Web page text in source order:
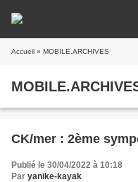
Accueil » MOBILE.ARCHIVES
CK/mer : 2ème
Publié le 30/04/2022 à 10:18
Par yanike-kayak